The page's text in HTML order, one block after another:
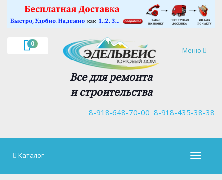
0
Навигация
Меню
Все для ремонта
и строительства
8-918-435-38-38
8-918-648-70-00
×
Каталог